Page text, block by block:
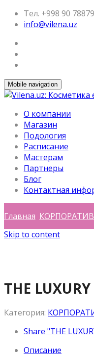
Тел. +998 90
info@vilena.uz
Mobile navigation
О компании
Магазин
Подология
Расписание
Мастерам
Партнеры
Блог
Контактная
Главная
Skip to content
THE
Категория:
Share "THE
Описание